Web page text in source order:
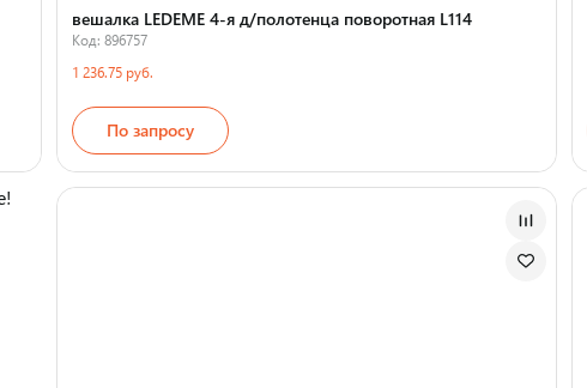
вешалка LEDEME 4-я д/полотенца поворотная L114
Код: 896757
1 236.75 руб.
По запросу